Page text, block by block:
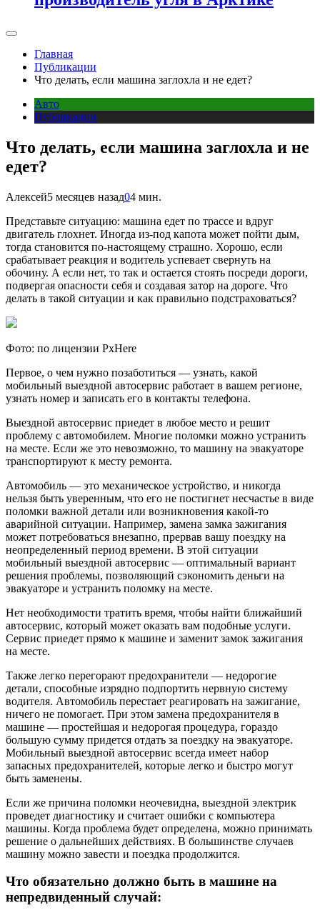
Главная
Публикации
Что делать, если машина заглохла и не едет?
Авто
Публикации
Что делать, если машина заглохла и не
едет?
Алексей5 месяцев назад04 мин.
Представьте ситуацию: машина едет по трассе и вдруг
двигатель глохнет. Иногда из-под капота может пойти дым,
тогда становится по-настоящему страшно. Хорошо, если
срабатывает реакция и водитель успевает свернуть на
обочину. А если нет, то так и остается стоять посреди дороги,
подвергая опасности себя и создавая затор на дороге. Что
делать в такой ситуации и как правильно подстраховаться?
Фото: по лицензии PxHere
Первое, о чем нужно позаботиться — узнать, какой
мобильный выездной автосервис работает в вашем регионе,
узнать номер и записать его в контакты телефона.
Выездной автосервис приедет в любое место и решит
проблему с автомобилем. Многие поломки можно устранить
на месте. Если же это невозможно, то машину на эвакуаторе
транспортируют к месту ремонта.
Автомобиль — это механическое устройство, и никогда
нельзя быть уверенным, что его не постигнет несчастье в виде
поломки важной детали или возникновения какой-то
аварийной ситуации. Например, замена замка зажигания
может потребоваться внезапно, прервав вашу поездку на
неопределенный период времени. В этой ситуации
мобильный выездной автосервис — оптимальный вариант
решения проблемы, позволяющий сэкономить деньги на
эвакуаторе и устранить поломку на месте.
Нет необходимости тратить время, чтобы найти ближайший
автосервис, который может оказать вам подобные услуги.
Сервис приедет прямо к машине и заменит замок зажигания
на месте.
Также легко перегорают предохранители — недорогие
детали, способные изрядно подпортить нервную систему
водителя. Автомобиль перестает реагировать на зажигание,
ничего не помогает. При этом замена предохранителя в
машине — простейшая и недорогая процедура, гораздо
большую сумму придется отдать за поездку на эвакуаторе.
Мобильный выездной автосервис всегда имеет набор
запасных предохранителей, которые легко и быстро могут
быть заменены.
Если же причина поломки неочевидна, выездной электрик
проведет диагностику и считает ошибки с компьютера
машины. Когда проблема будет определена, можно принимать
решение о дальнейших действиях. В большинстве случаев
машину можно завести и поездка продолжится.
Что обязательно должно быть в машине на
непредвиденный случай: